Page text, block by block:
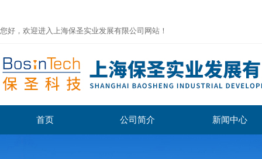
您好，欢迎进入上海保圣实业发展有限公司网站！
首页 公司简介 新闻中心